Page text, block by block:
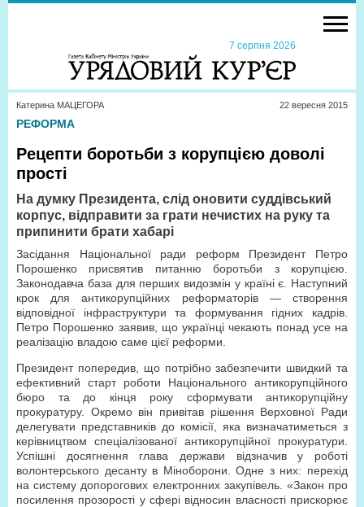
7 серпня 2026
Катерина МАЦЕГОРА 22 вересня 2015
РЕФОРМА
Рецепти боротьби з корупцією доволі
прості
На думку Президента, слід оновити суддівський
корпус, відправити за грати нечистих на руку та
припинити брати хабарі
Засідання Національної ради реформ Президент Петро
Порошенко присвятив питанню боротьби з корупцією.
Законодавча база для перших видозмін у країні є. Наступний
крок для антикорупційних реформаторів — створення
відповідної інфраструктури та формування гідних кадрів.
Петро Порошенко заявив, що українці чекають понад усе на
реалізацію владою саме цієї реформи.
Президент попередив, що потрібно забезпечити швидкий та
ефективний старт роботи Національного антикорупційного
бюро та до кінця року сформувати антикорупційну
прокуратуру. Окремо він привітав рішення Верховної Ради
делегувати представників до комісії, яка визначатиметься з
керівництвом спеціалізованої антикорупційної прокуратури.
Успішні досягнення глава держави відзначив у роботі
волонтерського десанту в Міноборони. Одне з них: перехід
на систему допорогових електронних закупівель. «Закон про
посилення прозорості у сфері відносин власності прискорює